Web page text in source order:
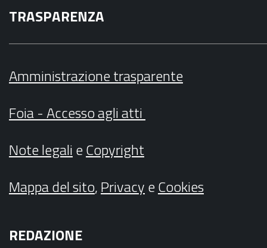
TRASPARENZA
Amministrazione trasparente
Foia - Accesso agli atti
Note legalieCopyright
Mappa del sito,PrivacyeCookies
REDAZIONE